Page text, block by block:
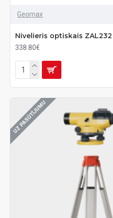
Geomax
Nivelieris optiskais ZAL232
338.80€
UZ PASŪTĪJUMU